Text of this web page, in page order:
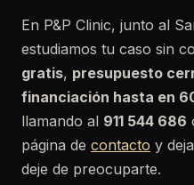
En P&P Clinic, junto al
estudiamos tu caso sin
gratis, presupuesto
financiación hasta en
llamando al 911 544 686
página de contacto y
deje de preocuparte.